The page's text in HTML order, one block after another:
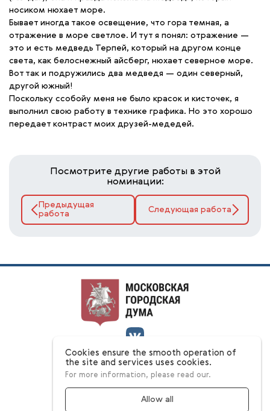
носиком нюхает море.
Бывает иногда такое освещение, что гора темная, а
отражение в море светлое. И тут я понял: отражение —
это и есть медведь Терпей, который на другом конце
света, как белоснежный айсберг, нюхает северное море.
Вот так и подружились два медведя — один северный,
другой южный!
Поскольку ссобойу меня не было красок и кисточек, я
выполнил свою работу в технике графика. Но это хорошо
передает контраст моих друзей-медедей.
Посмотрите другие работы в этой
номинации:
Предыдущая
работа
Следующая работа
О конкурсе
Номинации
Ответы на вопросы
Cookies ensure the smooth operation of
the site and services uses cookies.
For more information, please read our.
Allow all